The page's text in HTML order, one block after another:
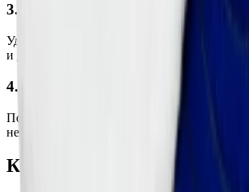
3. Эффективное удаление дефектов:
Удаляет мелкие царапины, следы от
и другие поверхностные повреждения.
4. Легко контролируемый эффект:
Позволяет добиться ровного блеска без
неоднородностей на поверхности.
Как использовать: